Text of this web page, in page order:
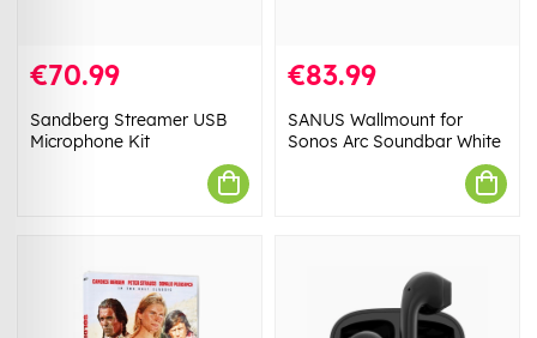
€70.99
Sandberg Streamer USB
Microphone Kit
€83.99
SANUS Wallmount for
Sonos Arc Soundbar White